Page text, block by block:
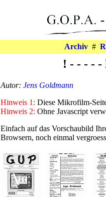
Archiv #
! - - - -
Autor: Jens Goldmann
Hinweis 1: Diese Mikrofilm-
Hinweis 2: Ohne Javascript
Einfach auf das Vorschaubild
Browsern, noch einmal